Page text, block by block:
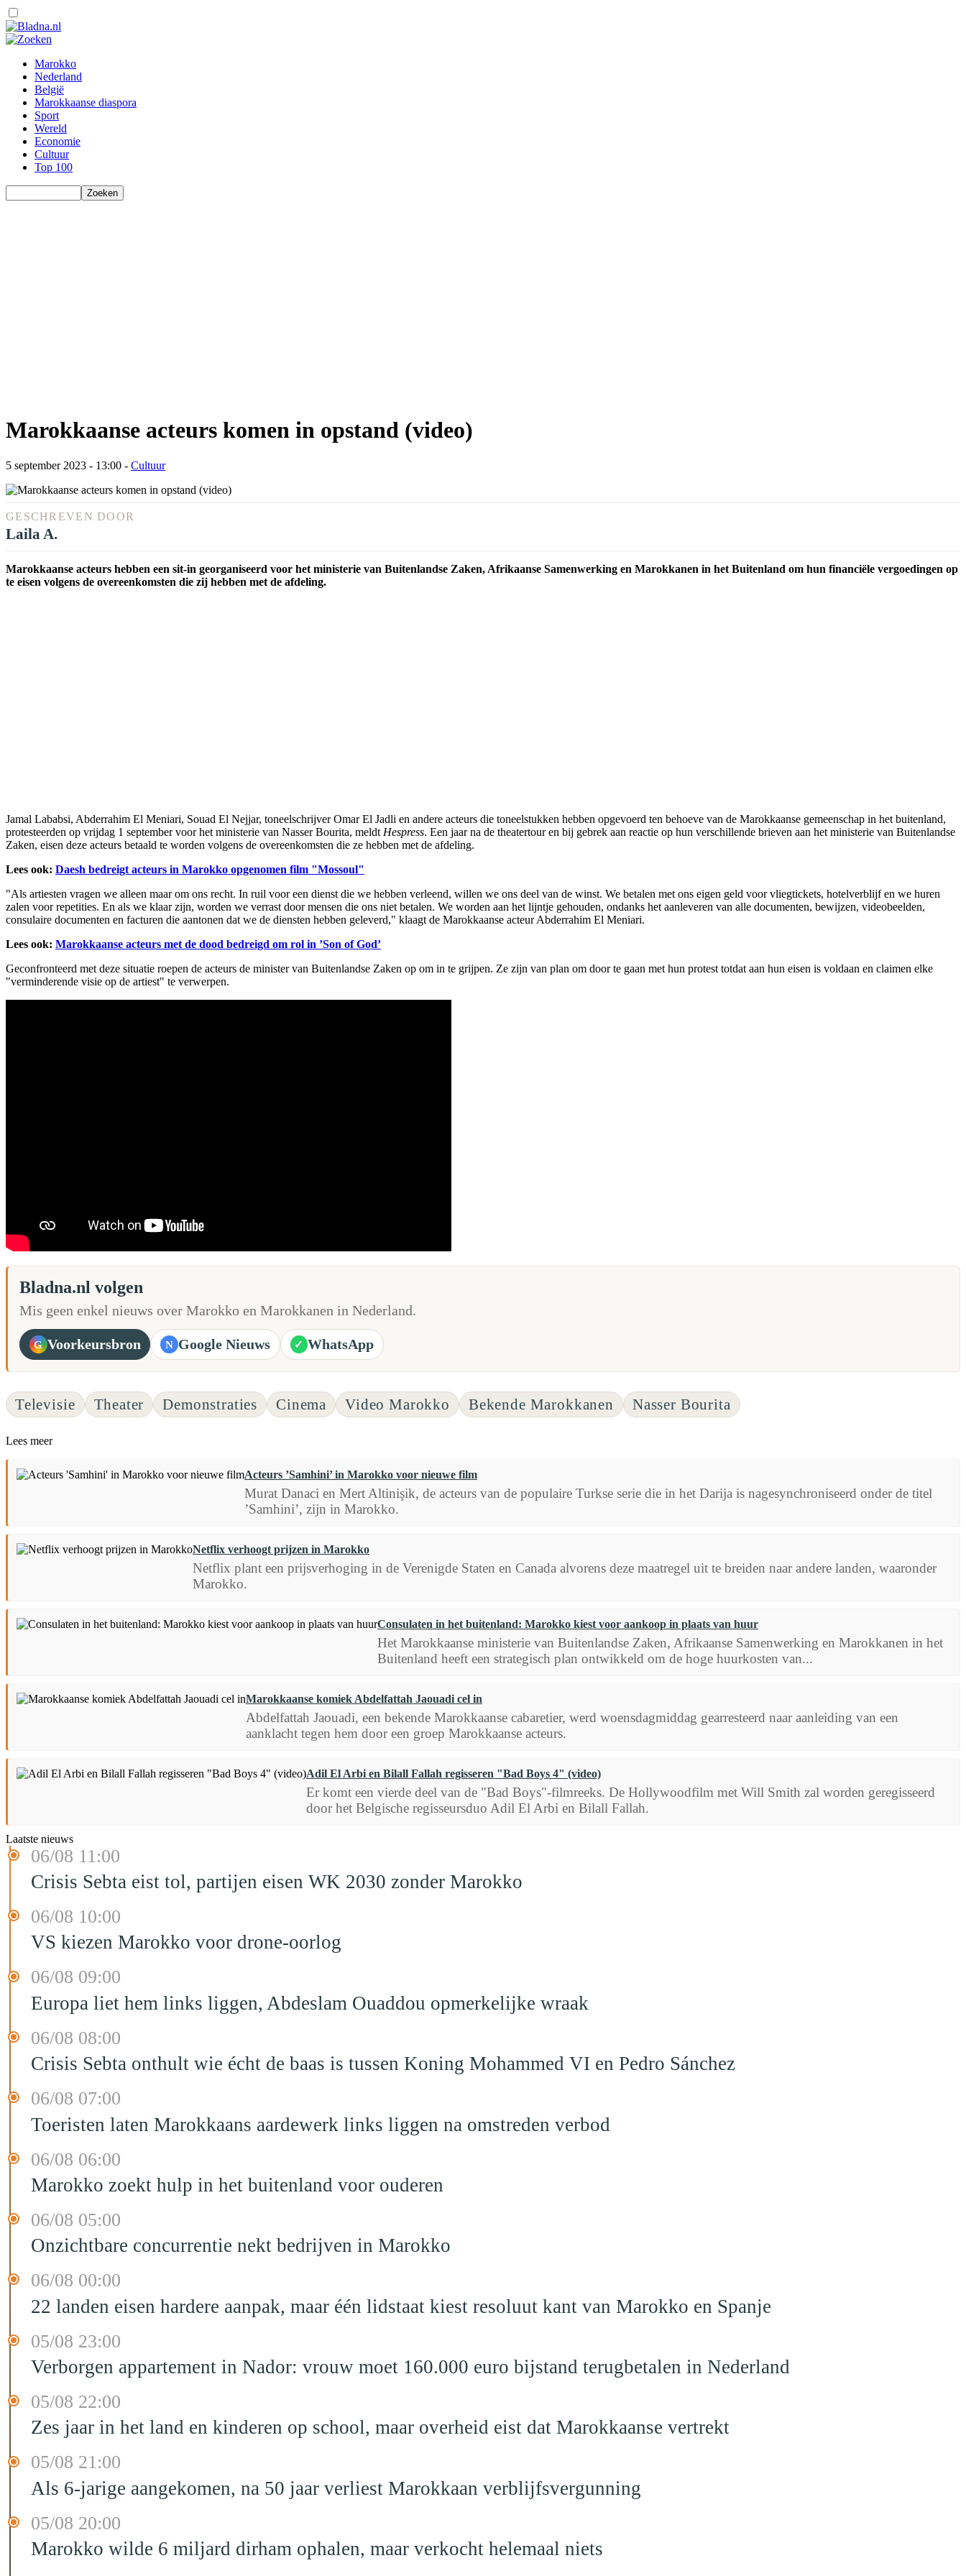
Marokko
Nederland
België
Marokkaanse diaspora
Sport
Wereld
Economie
Cultuur
Top 100
Marokkaanse acteurs komen in opstand (video)
5 september 2023 - 13:00 - Cultuur
GESCHREVEN DOOR
Laila A.
Marokkaanse acteurs hebben een sit-in georganiseerd voor het ministerie van Buitenlandse Zaken, Afrikaanse Samenwerking en Marokkanen in het Buitenland om hun financiële vergoedingen op
te eisen volgens de overeenkomsten die zij hebben met de afdeling.
Jamal Lababsi, Abderrahim El Meniari, Souad El Nejjar, toneelschrijver Omar El Jadli en andere acteurs die toneelstukken hebben opgevoerd ten behoeve van de Marokkaanse gemeenschap in het buitenland,
protesteerden op vrijdag 1 september voor het ministerie van Nasser Bourita, meldt Hespress. Een jaar na de theatertour en bij gebrek aan reactie op hun verschillende brieven aan het ministerie van Buitenlandse
Zaken, eisen deze acteurs betaald te worden volgens de overeenkomsten die ze hebben met de afdeling.
Lees ook: Daesh bedreigt acteurs in Marokko opgenomen film "Mossoul"
"Als artiesten vragen we alleen maar om ons recht. In ruil voor een dienst die we hebben verleend, willen we ons deel van de winst. We betalen met ons eigen geld voor vliegtickets, hotelverblijf en we huren
zalen voor repetities. En als we klaar zijn, worden we verrast door mensen die ons niet betalen. We worden aan het lijntje gehouden, ondanks het aanleveren van alle documenten, bewijzen, videobeelden,
consulaire documenten en facturen die aantonen dat we de diensten hebben geleverd," klaagt de Marokkaanse acteur Abderrahim El Meniari.
Lees ook: Marokkaanse acteurs met de dood bedreigd om rol in ’Son of God’
Geconfronteerd met deze situatie roepen de acteurs de minister van Buitenlandse Zaken op om in te grijpen. Ze zijn van plan om door te gaan met hun protest totdat aan hun eisen is voldaan en claimen elke
"verminderende visie op de artiest" te verwerpen.
Bladna.nl volgen
Mis geen enkel nieuws over Marokko en Marokkanen in Nederland.
G Voorkeursbron N Google Nieuws ✓ WhatsApp
Televisie Theater Demonstraties Cinema Video Marokko Bekende Marokkanen Nasser Bourita
Lees meer
Acteurs ’Samhini’ in Marokko voor nieuwe film
Murat Danaci en Mert Altinişik, de acteurs van de populaire Turkse serie die in het Darija is nagesynchroniseerd onder de titel
’Samhini’, zijn in Marokko.
Netflix verhoogt prijzen in Marokko
Netflix plant een prijsverhoging in de Verenigde Staten en Canada alvorens deze maatregel uit te breiden naar andere landen, waaronder
Marokko.
Consulaten in het buitenland: Marokko kiest voor aankoop in plaats van huur
Het Marokkaanse ministerie van Buitenlandse Zaken, Afrikaanse Samenwerking en Marokkanen in het
Buitenland heeft een strategisch plan ontwikkeld om de hoge huurkosten van...
Marokkaanse komiek Abdelfattah Jaouadi cel in
Abdelfattah Jaouadi, een bekende Marokkaanse cabaretier, werd woensdagmiddag gearresteerd naar aanleiding van een
aanklacht tegen hem door een groep Marokkaanse acteurs.
Adil El Arbi en Bilall Fallah regisseren "Bad Boys 4" (video)
Er komt een vierde deel van de "Bad Boys"-filmreeks. De Hollywoodfilm met Will Smith zal worden geregisseerd
door het Belgische regisseursduo Adil El Arbi en Bilall Fallah.
Laatste nieuws
06/08 11:00
Crisis Sebta eist tol, partijen eisen WK 2030 zonder Marokko
06/08 10:00
VS kiezen Marokko voor drone-oorlog
06/08 09:00
Europa liet hem links liggen, Abdeslam Ouaddou opmerkelijke wraak
06/08 08:00
Crisis Sebta onthult wie écht de baas is tussen Koning Mohammed VI en Pedro Sánchez
06/08 07:00
Toeristen laten Marokkaans aardewerk links liggen na omstreden verbod
06/08 06:00
Marokko zoekt hulp in het buitenland voor ouderen
06/08 05:00
Onzichtbare concurrentie nekt bedrijven in Marokko
06/08 00:00
22 landen eisen hardere aanpak, maar één lidstaat kiest resoluut kant van Marokko en Spanje
05/08 23:00
Verborgen appartement in Nador: vrouw moet 160.000 euro bijstand terugbetalen in Nederland
05/08 22:00
Zes jaar in het land en kinderen op school, maar overheid eist dat Marokkaanse vertrekt
05/08 21:00
Als 6-jarige aangekomen, na 50 jaar verliest Marokkaan verblijfsvergunning
05/08 20:00
Marokko wilde 6 miljard dirham ophalen, maar verkocht helemaal niets